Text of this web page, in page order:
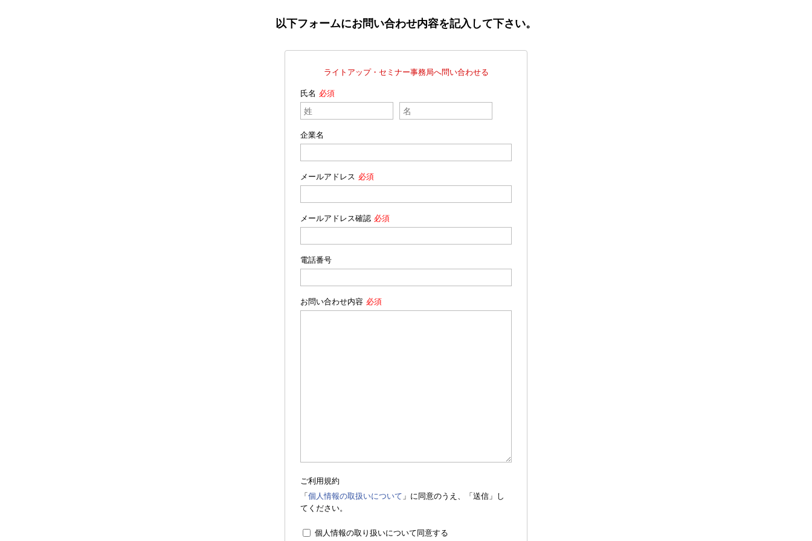
以下フォームにお問い合わせ内容を記入して下さい。
ライトアップ・セミナー事務局へ問い合わせる
氏名
企業名
メールアドレス
メールアドレス確認
電話番号
お問い合わせ内容
ご利用規約
「個人情報の取扱いについて 」に同意のうえ、「送信」し
てください。
個人情報の取り扱いについて同意する